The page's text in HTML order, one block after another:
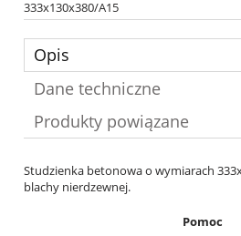
333x130x380/A15
Opis
Dane techniczne
Produkty powiązane
Studzienka betonowa o wymiarach
blachy nierdzewnej.
Pomoc